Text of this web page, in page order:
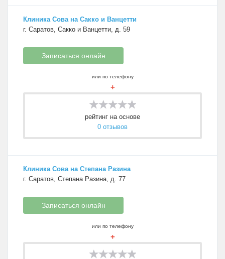
Клиника Сова на Сакко и Ванцетти
г. Саратов, Сакко и Ванцетти, д. 59
Записаться онлайн
или по телефону
+
рейтинг на основе
0 отзывов
Клиника Сова на Степана Разина
г. Саратов, Степана Разина, д. 77
Записаться онлайн
или по телефону
+